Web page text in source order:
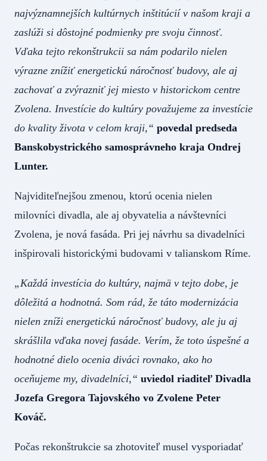
najvýznamnejších kultúrnych inštitúcií v našom kraji a
zaslúži si dôstojné podmienky pre svoju činnosť.
Vďaka tejto rekonštrukcii sa nám podarilo nielen
výrazne znížiť energetickú náročnosť budovy, ale aj
zachovať a zvýrazniť jej miesto v historickom centre
Zvolena. Investície do kultúry považujeme za investície
do kvality života v celom kraji,“ povedal predseda
Banskobystrického samosprávneho kraja Ondrej
Lunter.
Najviditeľnejšou zmenou, ktorú ocenia nielen
milovníci divadla, ale aj obyvatelia a návštevníci
Zvolena, je nová fasáda. Pri jej návrhu sa divadelníci
inšpirovali historickými budovami v talianskom Ríme.
„Každá investícia do kultúry, najmä v tejto dobe, je
dôležitá a hodnotná. Som rád, že táto modernizácia
nielen zníži energetickú náročnosť budovy, ale ju aj
skrášlila vďaka novej fasáde. Verím, že toto úspešné a
hodnotné dielo ocenia diváci rovnako, ako ho
oceňujeme my, divadelníci,“ uviedol riaditeľ Divadla
Jozefa Gregora Tajovského vo Zvolene Peter
Kováč.
Počas rekonštrukcie sa zhotoviteľ musel vysporiadať